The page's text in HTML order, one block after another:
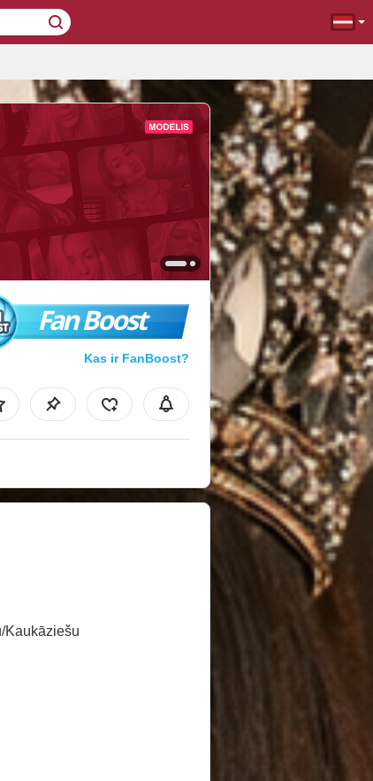
Fan Boost
Kas ir FanBoost?
Kaukāziešu